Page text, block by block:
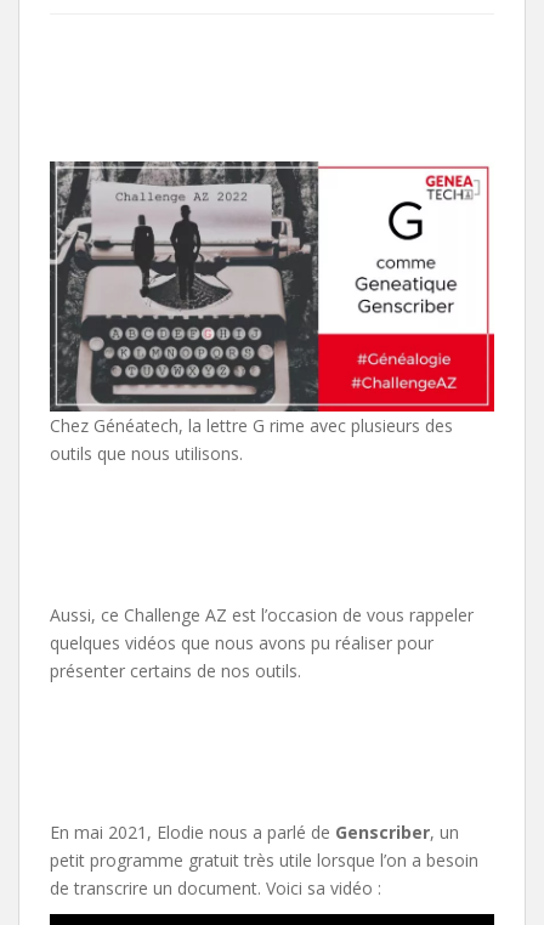
Chez Généatech, la lettre G rime avec plusieurs des
outils que nous utilisons.
Aussi, ce Challenge AZ est l’occasion de vous rappeler
quelques vidéos que nous avons pu réaliser pour
présenter certains de nos outils.
En mai 2021, Elodie nous a parlé de Genscriber, un
petit programme gratuit très utile lorsque l’on a besoin
de transcrire un document. Voici sa vidéo :